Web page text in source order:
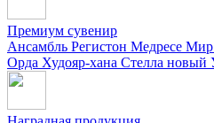
Премиум сувенир
Ансамбль Регистон Медресе
Орда Худояр-хана Стелла новый